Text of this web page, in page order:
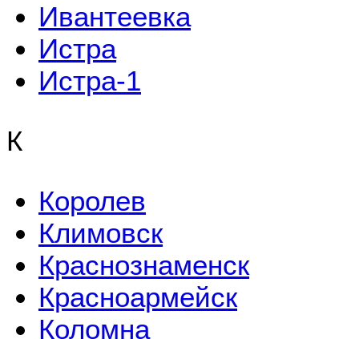
Ивантеевка
Истра
Истра-1
К
Королев
Климовск
Краснознаменск
Красноармейск
Коломна